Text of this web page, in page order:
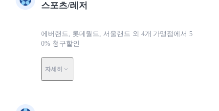
스포츠/레저
에버랜드, 롯데월드, 서울랜드 외 4개 가맹점에서 5
0% 청구할인
자세히